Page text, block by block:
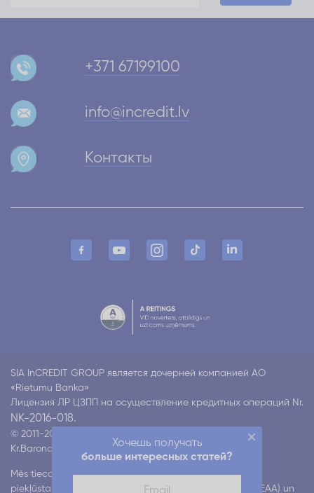
Хочешь получать
больше интересных статей?
+371 67199100
info@incredit.lv
Контакты
SIA InCREDIT GROUP является дочерней компанией АО
«Rietumu Banka»
Лицензия ЛР ЦЗПП на осуществление кредитных операций Nr.
NK-2016-018.
© 2011-2026 Incredit
Kr.Barona 130 k4, Rīga LV-1012
Все права защищены
Mēs tiecamies nodrošināt mūsu digitālo pakalpojumu
piekļūstamību atbilstoši Eiropas piekļūstamības aktam (EAA) un